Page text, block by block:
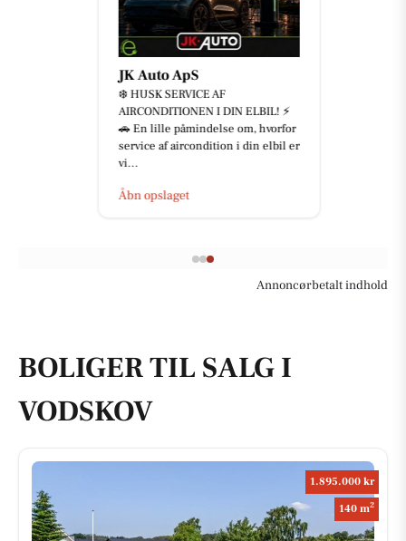
JK Auto ApS
❄️ HUSK SERVICE AF
AIRCONDITIONEN I DIN ELBIL! ⚡
🚗 En lille påmindelse om, hvorfor
service af aircondition i din elbil er
vi...
Åbn opslaget
Annoncørbetalt indhold
BOLIGER TIL SALG I
VODSKOV
1.895.000 kr
140 m2